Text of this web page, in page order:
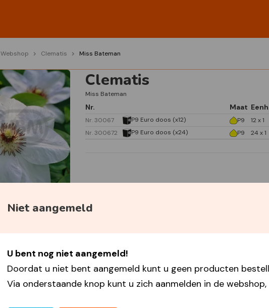
Niet aangemeld
U bent nog niet aangemeld!
Doordat u niet bent aangemeld kunt u geen producten
Via onderstaande knop kunt u zich aanmelden in de
Webshop Clematis Miss Bateman
Clematis
Miss Bateman
Nr. Maat
Nr. 30067 P9 Euro doos (x12) P9 12 x 1
Nr. 300672
P9 Euro doos (x24) P9 24 x 1